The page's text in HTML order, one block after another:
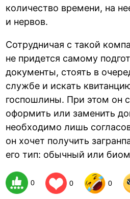
количество времени, на
и нервов.
Сотрудничая с такой
не придется самому
документы, стоять в
службе и искать
госпошлины. При этом он
оформить или заменить
необходимо лишь
он хочет получить
его тип: обычный или
0 0 0